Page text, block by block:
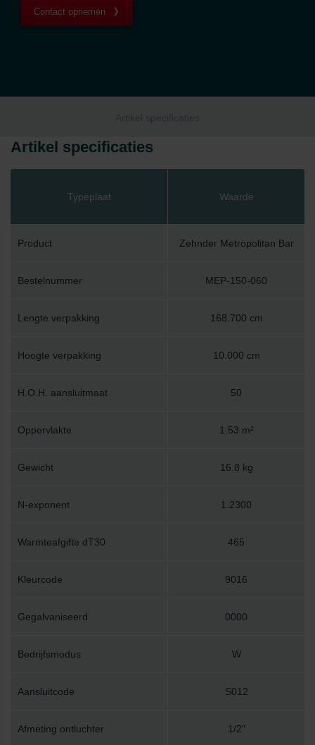
Contact opnemen
Artikel specificaties
Artikel specificaties
Typeplaat Waarde
Product Zehnder Metropolitan Bar
Bestelnummer MEP-150-060
Lengte verpakking 168.700 cm
Hoogte verpakking 10.000 cm
H.O.H. aansluitmaat 50
Oppervlakte 1.53 m²
Gewicht 16.8 kg
N-exponent 1.2300
Warmteafgifte dT30 465
Kleurcode 9016
Gegalvaniseerd 0000
Bedrijfsmodus W
Aansluitcode S012
Afmeting ontluchter 1/2"